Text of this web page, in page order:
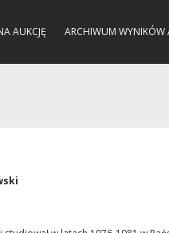
AUKCJĘ ARCHIWUM WYNIKÓW